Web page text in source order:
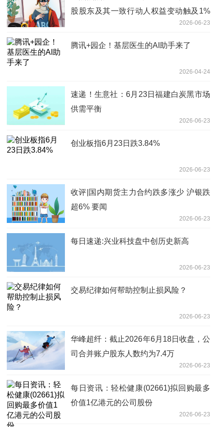
股股东及其一致行动人权益变动触及1%
2026-06-23
腾讯+园企！基层医生的AI助手来了
2026-04-24
速递！生意社：6月23日福建白炭黑市场
供需平衡
2026-06-23
创业板指6月23日跌3.84%
2026-06-23
收评|国内期货主力合约跌多涨少 沪银跌
超6% 要闻
2026-06-23
每日速递:兴业科技盘中创历史新高
2026-06-23
交易纪律如何帮助控制止损风险？
2026-06-23
华峰超纤：截止2026年6月18日收盘，公
司合并账户股东人数约为7.4万
2026-06-23
每日资讯：轻松健康(02661)拟回购最多
价值1亿港元的公司股份
2026-06-23